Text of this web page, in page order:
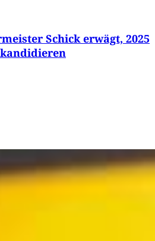
Schick erwägt, 2025